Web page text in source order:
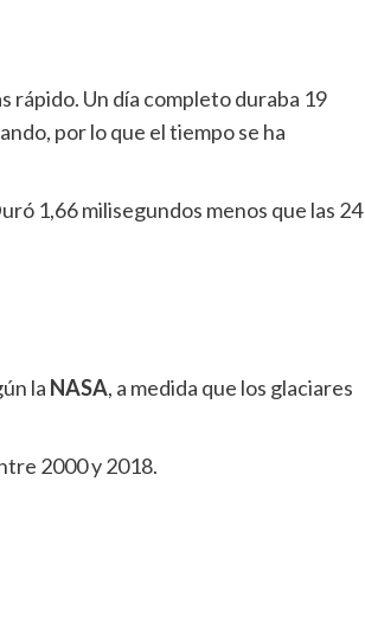
rápido. Un día completo duraba 19
por lo que el tiempo se ha
1,66 milisegundos menos que las 24
la NASA, a medida que los glaciares
2000 y 2018.